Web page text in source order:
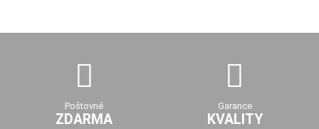
Poštovné
ZDARMA
Garance
KVALITY